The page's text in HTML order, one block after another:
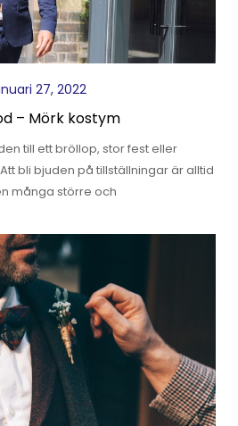
27, 2022
– Mörk kostym
till ett bröllop, stor fest eller
bli bjuden på tillställningar är alltid
många större och